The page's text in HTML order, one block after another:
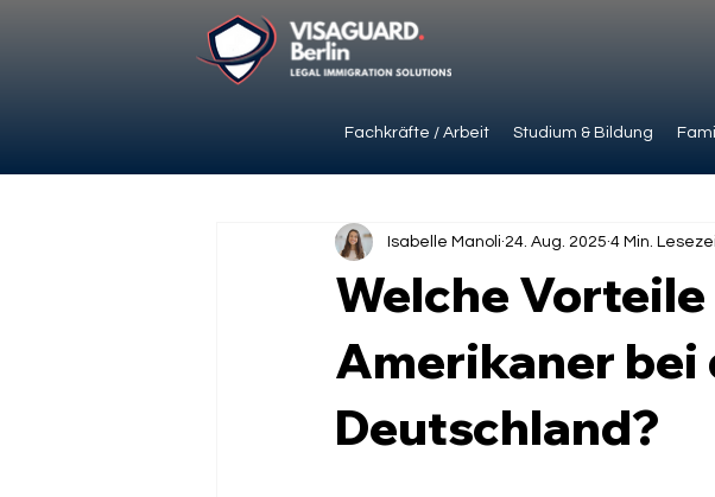
Fachkräfte / Arbeit Studium & Bildung
Welche Vorteile
Amerikaner bei
Deutschland?
Isabelle Manoli 24. Aug. 2025 4 Min.